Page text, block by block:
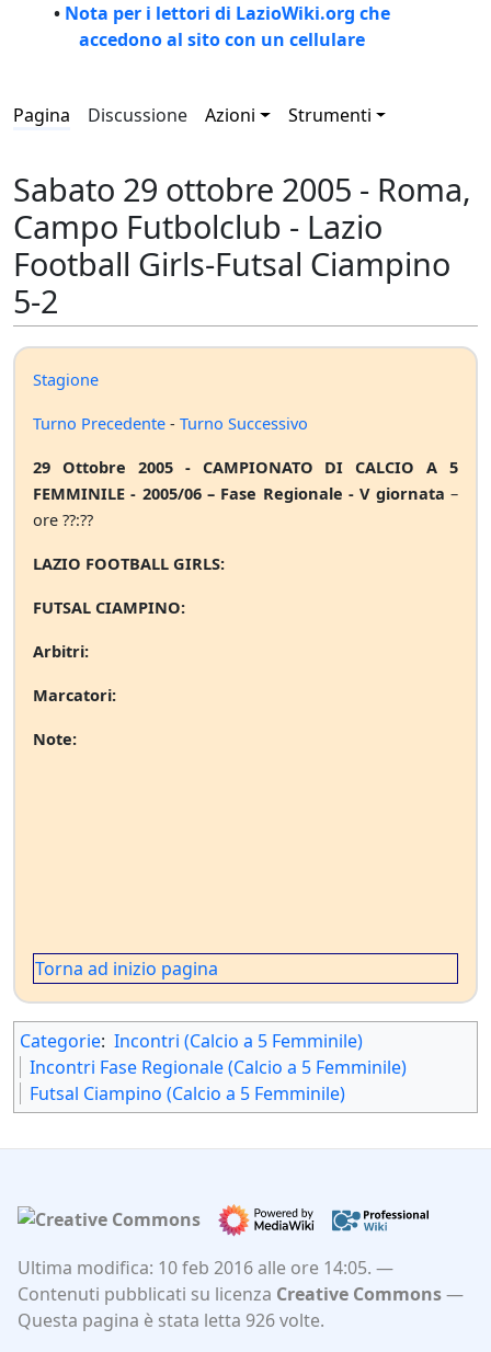
• Nota per i lettori di LazioWiki.org che
accedono al sito con un cellulare
Pagina Discussione Azioni Strumenti
Sabato 29 ottobre 2005 - Roma,
Campo Futbolclub - Lazio
Football Girls-Futsal Ciampino
5-2
Stagione
Turno Precedente - Turno Successivo
29 Ottobre 2005 - CAMPIONATO DI CALCIO A 5
FEMMINILE - 2005/06 – Fase Regionale - V giornata –
ore ??:??
LAZIO FOOTBALL GIRLS:
FUTSAL CIAMPINO:
Arbitri:
Marcatori:
Note:
Torna ad inizio pagina
Categorie: Incontri (Calcio a 5 Femminile)
Incontri Fase Regionale (Calcio a 5 Femminile)
Futsal Ciampino (Calcio a 5 Femminile)
Ultima modifica: 10 feb 2016 alle ore 14:05.
Contenuti pubblicati su licenza Creative Commons
Questa pagina è stata letta 926 volte.